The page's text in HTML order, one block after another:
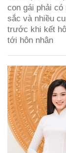
con gái phải
sắc và nhiều
trước khi kết
tới hôn nhân